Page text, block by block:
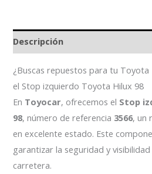
Descripción
¿Buscas repuestos para tu Toyota
el Stop izquierdo Toyota Hilux 98
En Toyocar, ofrecemos el Stop
98, número de referencia 3566, un
en excelente estado. Este
garantizar la seguridad y
carretera.